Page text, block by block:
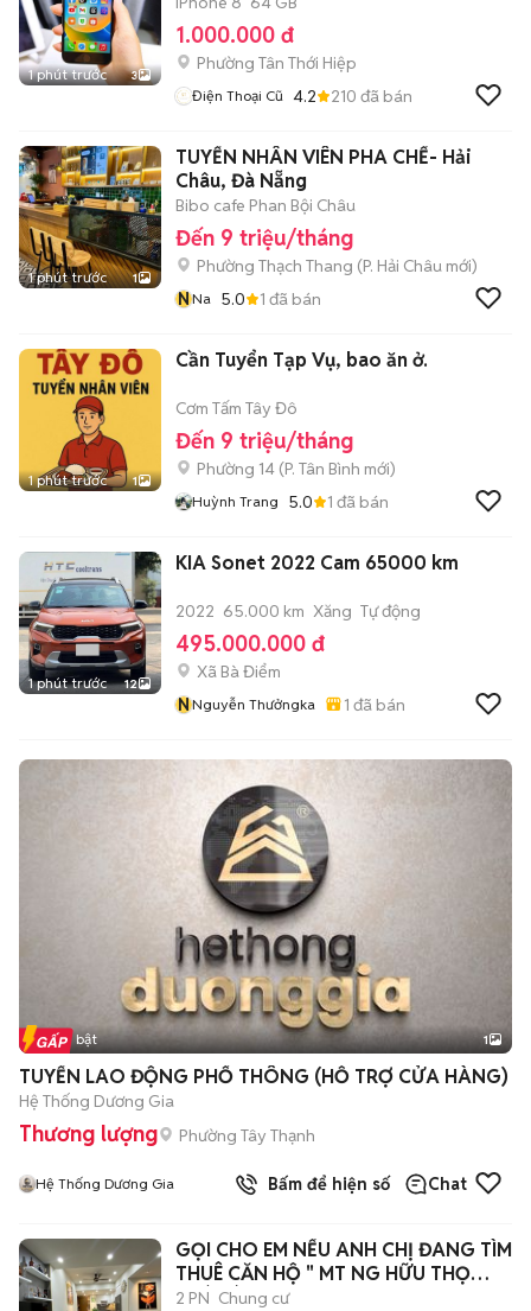
1 phút trước 3
1.000.000 đ
Phường Tân Thới Hiệp
Điện Thoại Cũ 4.2 210 đã bán
1 phút trước 1
TUYỂN NHÂN VIÊN PHA CHẾ- Hải
Châu, Đà Nẵng
Bibo cafe Phan Bội Châu
Đến 9 triệu/tháng
Phường Thạch Thang (P. Hải Châu mới)
NNa 5.0 1 đã bán
1 phút trước 1
Cần Tuyển Tạp Vụ, bao ăn ở.
Cơm Tấm Tây Đô
Đến 9 triệu/tháng
Phường 14 (P. Tân Bình mới)
Huỳnh Trang 5.0 1 đã bán
1 phút trước 12
KIA Sonet 2022 Cam 65000 km
2022 65.000 km Xăng Tự động
495.000.000 đ
Xã Bà Điểm
NNguyễn Thưởngka 1 đã bán
Tin nổi bật 1
TUYỂN LAO ĐỘNG PHỔ THÔNG (HỖ TRỢ CỬA HÀNG)
Hệ Thống Dương Gia
Thương lượng Phường Tây Thạnh
Hệ Thống Dương Gia Bấm để hiện số Chat
GỌI CHO EM NẾU ANH CHỊ ĐANG TÌM
THUÊ CĂN HỘ " MT NG HỮU THỌ
NHÀ BÈ"
2 PN Chung cư